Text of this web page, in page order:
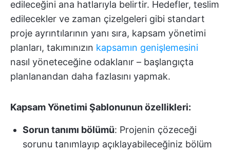
edileceğini ana hatlarıyla belirtir. Hedefler, teslim
edilecekler ve zaman çizelgeleri gibi standart
proje ayrıntılarının yanı sıra, kapsam yönetimi
planları, takımınızın kapsamın genişlemesini
nasıl yöneteceğine odaklanır – başlangıçta
planlanandan daha fazlasını yapmak.
Kapsam Yönetimi Şablonunun özellikleri:
Sorun tanımı bölümü: Projenin çözeceği
sorunu tanımlayıp açıklayabileceğiniz bölüm